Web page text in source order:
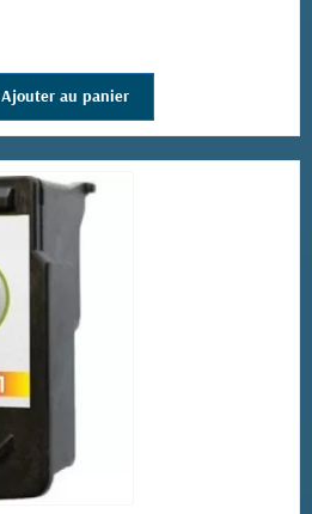
Ajouter au panier